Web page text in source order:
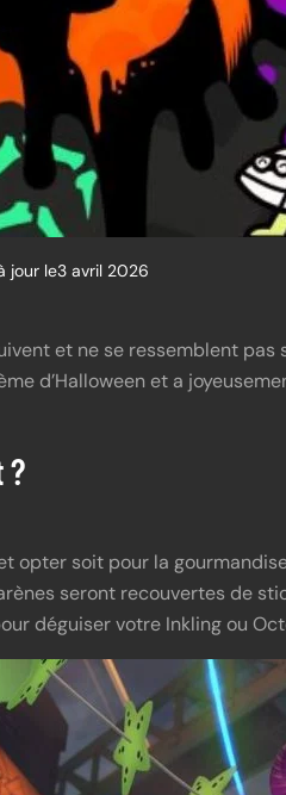
jour le3 avril 2026
et ne se ressemblent
d’Halloween et a
?
opter soit pour la
seront recouvertes de
déguiser votre Inkling ou